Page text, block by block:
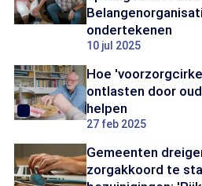
ondertekenen
10 jul 2025
Hoe
ontlasten door
helpen
27 feb 2025
Gemeenten
zorgakkoord te